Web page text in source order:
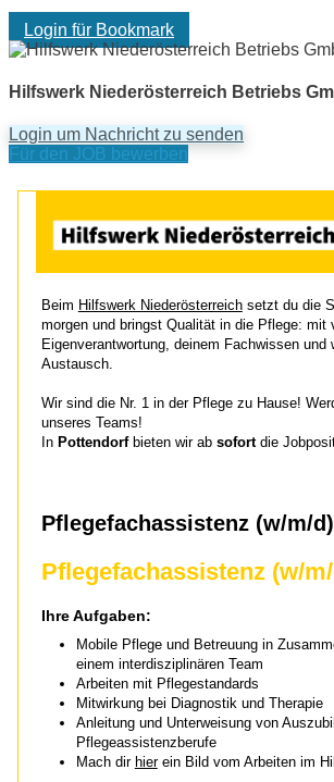
Login für Bookmark
Hilfswerk Niederösterreich Betriebs
Login um Nachricht zu senden
Für den JOB bewerben